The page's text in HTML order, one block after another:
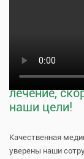
лечение,
наши цели!
Качественная
уверены наши